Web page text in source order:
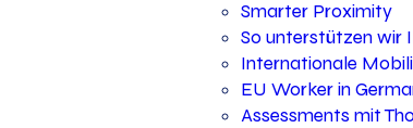
Smarter Proximity
So unterstützen wir
Internationale
EU Worker in
Assessments mit